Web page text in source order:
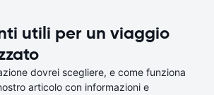
utili per un viaggio
dovrei scegliere, e come funziona
articolo con informazioni e